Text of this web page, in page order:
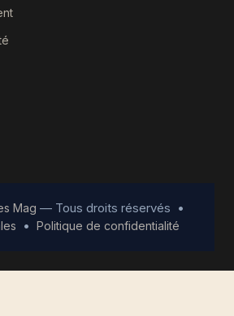
Mag — Tous droits réservés •
• Politique de confidentialité